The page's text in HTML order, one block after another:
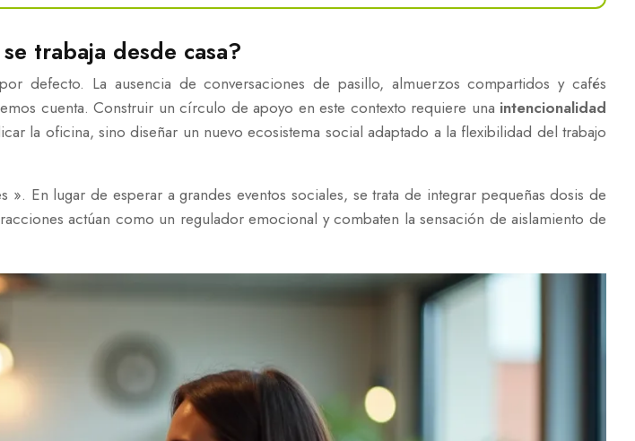
trabaja desde casa?
defecto. La ausencia de conversaciones de pasillo, almuerzos compartidos y cafés
cuenta. Construir un círculo de apoyo en este contexto requiere una intencionalidad
la oficina, sino diseñar un nuevo ecosistema social adaptado a la flexibilidad del trabajo
». En lugar de esperar a grandes eventos sociales, se trata de integrar pequeñas dosis de
actúan como un regulador emocional y combaten la sensación de aislamiento de